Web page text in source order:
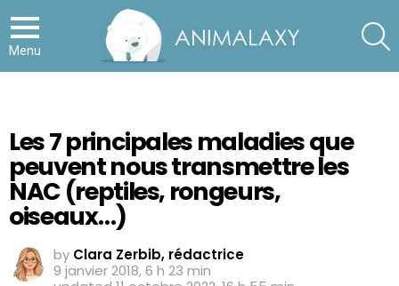
Menu
Les 7 principales maladies que
peuvent nous transmettre les
NAC (reptiles, rongeurs,
oiseaux…)
by Clara Zerbib, rédactrice
9 janvier 2018, 6 h 23 min